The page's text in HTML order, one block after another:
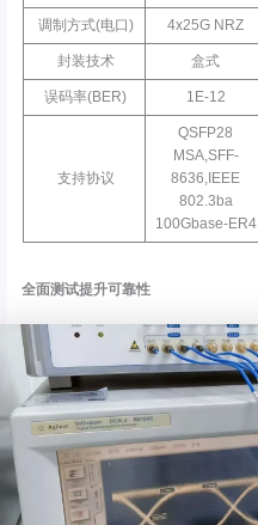
调制方式(电口) 4x25G NRZ
封装技术 盒式
误码率(BER) 1E-12
支持协议
QSFP28
MSA,SFF-
8636,IEEE
802.3ba
100Gbase-ER4
全面测试提升可靠性